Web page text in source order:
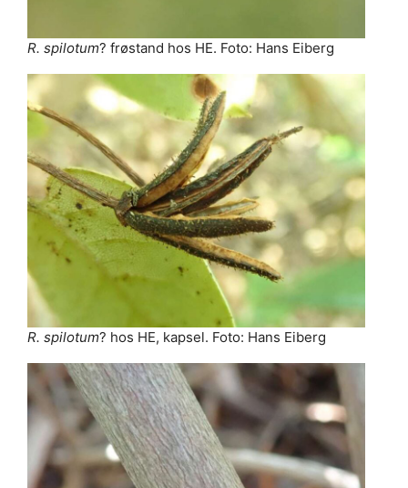
R. spilotum? frøstand hos HE. Foto: Hans Eiberg
R. spilotum? hos HE, kapsel. Foto: Hans Eiberg